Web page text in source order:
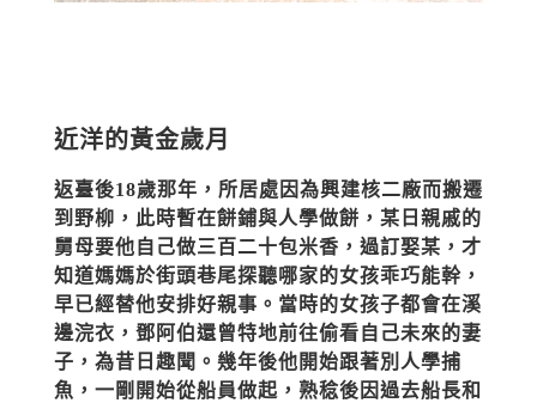
近洋的黃金歲月
返臺後18歲那年，所居處因為興建核二廠而搬遷
到野柳，此時暫在餅鋪與人學做餅，某日親戚的
舅母要他自己做三百二十包米香，過訂娶某，才
知道媽媽於街頭巷尾探聽哪家的女孩乖巧能幹，
早已經替他安排好親事。當時的女孩子都會在溪
邊浣衣，鄧阿伯還曾特地前往偷看自己未來的妻
子，為昔日趣聞。幾年後他開始跟著別人學捕
魚，一剛開始從船員做起，熟稔後因過去船長和